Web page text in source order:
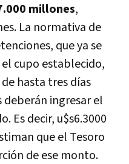
millones,
La normativa de
que ya se
cupo establecido,
hasta tres días
ingresar el
Es decir, u$s6.3000
que el Tesoro
de ese monto.